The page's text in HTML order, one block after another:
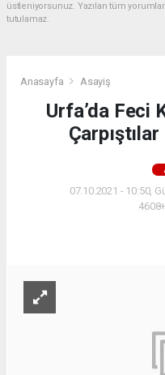
üstleniyorsunuz. Yazılan tüm
tutulamaz.
Anasayfa Asayiş
Urfa’da Feci
07.10.2021 - 10:50,